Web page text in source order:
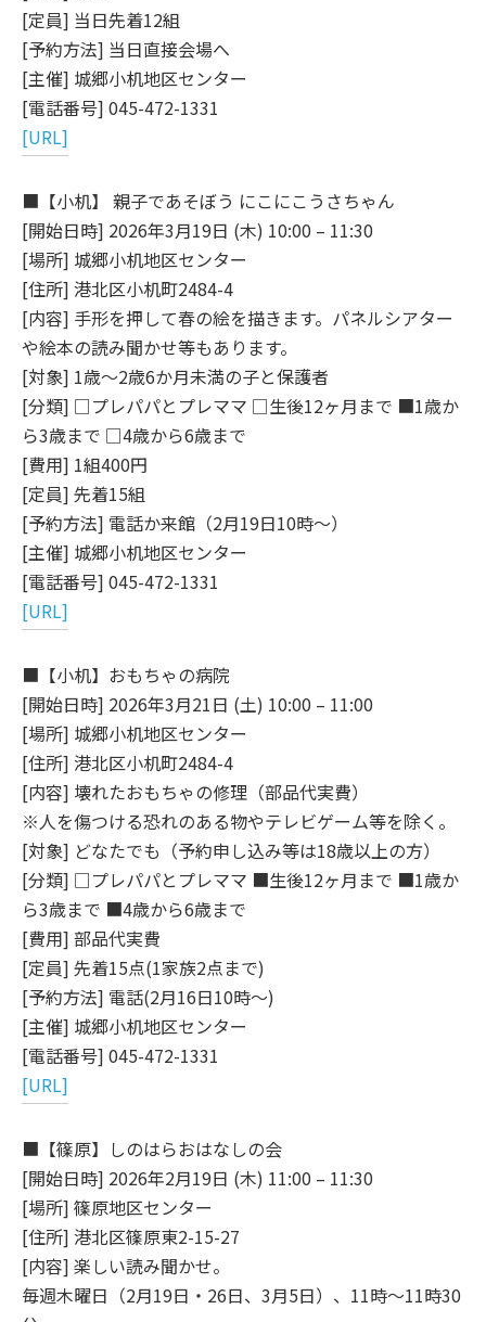
[定員] 当日先着12組
[予約方法] 当日直接会場へ
[主催] 城郷小机地区センター
[電話番号] 045-472-1331
[URL]
■【小机】 親子であそぼう にこにこうさちゃん
[開始日時] 2026年3月19日 (木) 10:00 – 11:30
[場所] 城郷小机地区センター
[住所] 港北区小机町2484-4
[内容] 手形を押して春の絵を描きます。パネルシアター
や絵本の読み聞かせ等もあります。
[対象] 1歳～2歳6か月未満の子と保護者
[分類] □プレパパとプレママ □生後12ヶ月まで ■1歳か
ら3歳まで □4歳から6歳まで
[費用] 1組400円
[定員] 先着15組
[予約方法] 電話か来館（2月19日10時～）
[主催] 城郷小机地区センター
[電話番号] 045-472-1331
[URL]
■【小机】おもちゃの病院
[開始日時] 2026年3月21日 (土) 10:00 – 11:00
[場所] 城郷小机地区センター
[住所] 港北区小机町2484-4
[内容] 壊れたおもちゃの修理（部品代実費）
※人を傷つける恐れのある物やテレビゲーム等を除く。
[対象] どなたでも（予約申し込み等は18歳以上の方）
[分類] □プレパパとプレママ ■生後12ヶ月まで ■1歳か
ら3歳まで ■4歳から6歳まで
[費用] 部品代実費
[定員] 先着15点(1家族2点まで)
[予約方法] 電話(2月16日10時～)
[主催] 城郷小机地区センター
[電話番号] 045-472-1331
[URL]
■【篠原】しのはらおはなしの会
[開始日時] 2026年2月19日 (木) 11:00 – 11:30
[場所] 篠原地区センター
[住所] 港北区篠原東2-15-27
[内容] 楽しい読み聞かせ。
毎週木曜日（2月19日・26日、3月5日）、11時～11時30